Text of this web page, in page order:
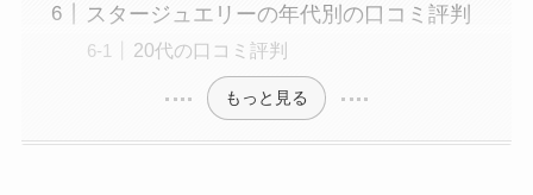
スタージュエリーの年代別の口コミ評判
20代の口コミ評判
もっと見る